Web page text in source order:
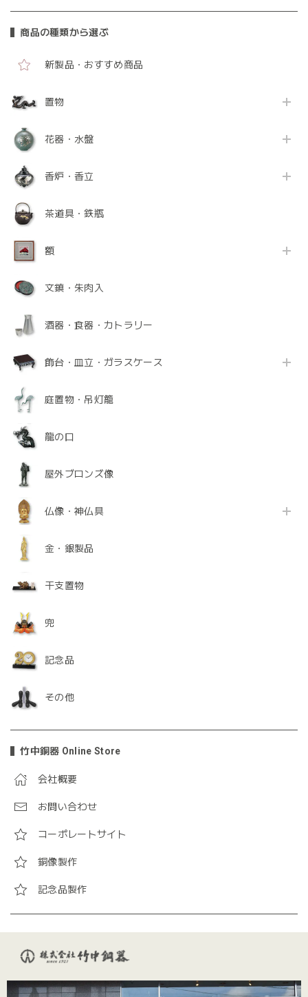
商品の種類から選ぶ
新製品・おすすめ商品
置物
花器・水盤
香炉・香立
茶道具・鉄瓶
額
文鎮・朱肉入
酒器・食器・カトラリー
飾台・皿立・ガラスケース
庭置物・吊灯籠
龍の口
屋外ブロンズ像
仏像・神仏具
金・銀製品
干支置物
兜
記念品
その他
竹中銅器 Online Store
会社概要
お問い合わせ
コーポレートサイト
銅像製作
記念品製作